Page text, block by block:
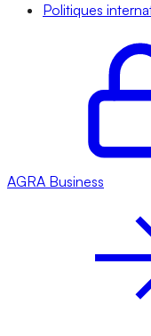
Politiques
AGRA Business